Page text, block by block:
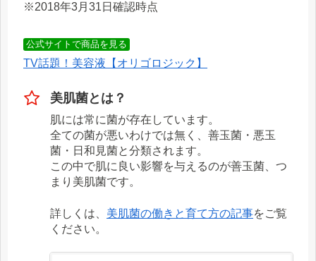
※2018年3月31日確認時点
公式サイトで商品を見る
TV話題！美容液【オリゴロジック】
美肌菌とは？
肌には常に菌が存在しています。
全ての菌が悪いわけでは無く、善玉菌・悪玉
菌・日和見菌と分類されます。
この中で肌に良い影響を与えるのが善玉菌、つ
まり美肌菌です。
詳しくは、 美肌菌の働きと育て方の記事をご覧
ください。